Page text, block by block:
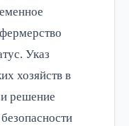
Указ
хозяйств в
и решение